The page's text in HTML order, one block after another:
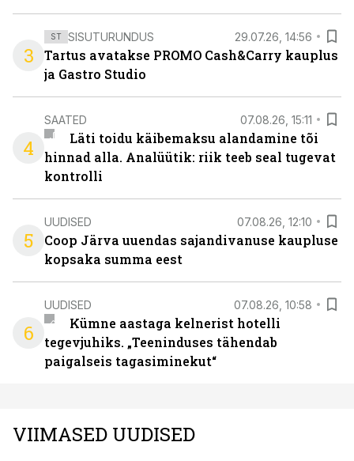
3
ST SISUTURUNDUS 29.07.26, 14:56
Tartus avatakse PROMO Cash&Carry kauplus
ja Gastro Studio
4
SAATED 07.08.26, 15:11
Läti toidu käibemaksu alandamine tõi
hinnad alla. Analüütik: riik teeb seal tugevat
kontrolli
5
UUDISED 07.08.26, 12:10
Coop Järva uuendas sajandivanuse kaupluse
kopsaka summa eest
6
UUDISED 07.08.26, 10:58
Kümne aastaga kelnerist hotelli
tegevjuhiks. „Teeninduses tähendab
paigalseis tagasiminekut“
VIIMASED UUDISED